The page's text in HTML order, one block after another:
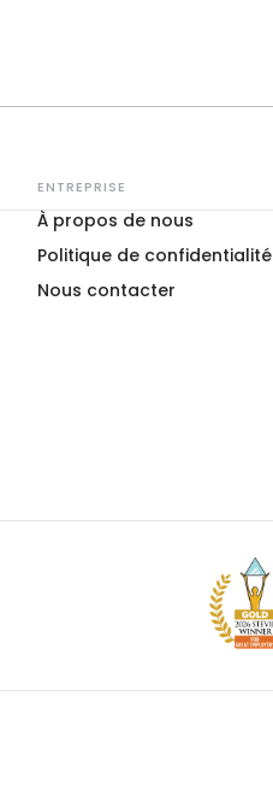
ENTREPRISE
À propos de nous
Politique de confidentialité
Nous contacter